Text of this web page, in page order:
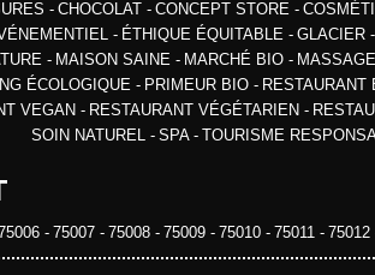
CHOCOLAT CONCEPT STORE
ÉTHIQUE ÉQUITABLE GLACIER
MAISON SAINE MARCHÉ BIO MASSAGE
ÉCOLOGIQUE PRIMEUR BIO RESTAURANT
VEGAN RESTAURANT VÉGÉTARIEN
SOIN NATUREL
SPA TOURISME
75007 75008 75009 75010 75011 75012